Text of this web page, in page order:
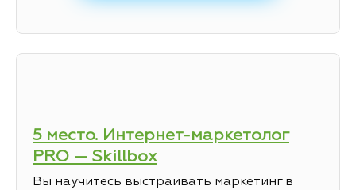
5 место. Интернет-маркетолог
PRO — Skillbox
Вы научитесь выстраивать маркетинг в